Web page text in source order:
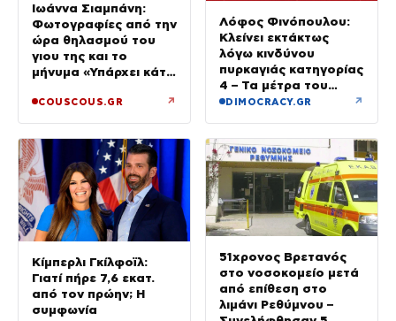
Ιωάννα Σιαμπάνη:
Φωτογραφίες από την
ώρα θηλασμού του
γιου της και το
μήνυμα «Υπάρχει κάτι
αργές μέρες»
COUSCOUS.GR ↗
Λόφος Φινόπουλου:
Κλείνει εκτάκτως
λόγω κινδύνου
πυρκαγιάς κατηγορίας
4 – Τα μέτρα του
Δήμου Αθηναίων
DIMOCRACY.GR ↗
Κίμπερλι Γκίλφοϊλ:
Γιατί πήρε 7,6 εκατ.
από τον πρώην; Η
συμφωνία
51χρονος Βρετανός
στο νοσοκομείο μετά
από επίθεση στο
λιμάνι Ρεθύμνου –